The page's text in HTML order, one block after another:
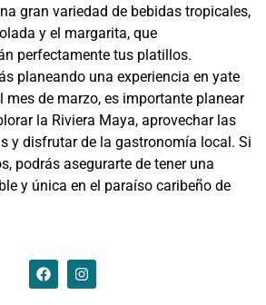
gran variedad de bebidas tropicales,
y el margarita, que
perfectamente tus platillos.
planeando una experiencia en yate
mes de marzo, es importante planear
la Riviera Maya, aprovechar las
y disfrutar de la gastronomía local. Si
podrás asegurarte de tener una
y única en el paraíso caribeño de